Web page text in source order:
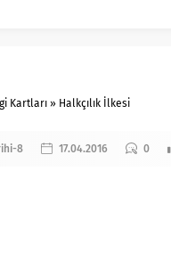
Kartları » Halkçılık İlkesi
8 17.04.2016 0